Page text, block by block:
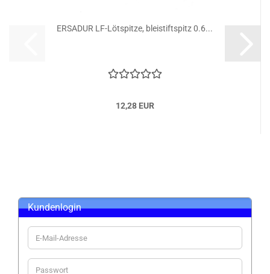
ERSADUR LF-Lötspitze, bleistiftspitz 0.6...
12,28 EUR
Kundenlogin
E-
Mail-
Adresse
Passwort